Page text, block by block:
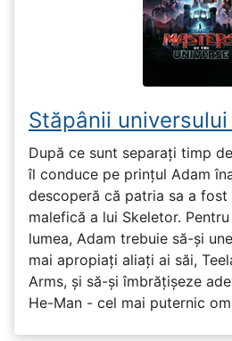
Stăpânii
După ce sunt separați timp
îl conduce pe prințul Adam
descoperă că patria sa a
malefică a lui Skeletor.
lumea, Adam trebuie să-și
mai apropiați aliați ai săi,
Arms, și să-și îmbrățișeze
He-Man - cel mai puternic